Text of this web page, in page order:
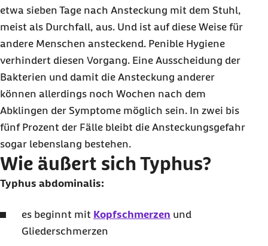
etwa sieben Tage nach Ansteckung mit dem Stuhl,
meist als Durchfall, aus. Und ist auf diese Weise für
andere Menschen ansteckend. Penible Hygiene
verhindert diesen Vorgang. Eine Ausscheidung der
Bakterien und damit die Ansteckung anderer
können allerdings noch Wochen nach dem
Abklingen der Symptome möglich sein. In zwei bis
fünf Prozent der Fälle bleibt die Ansteckungsgefahr
sogar lebenslang bestehen.
Wie äußert sich Typhus?
Typhus abdominalis:
es beginnt mit Kopfschmerzen und
Gliederschmerzen